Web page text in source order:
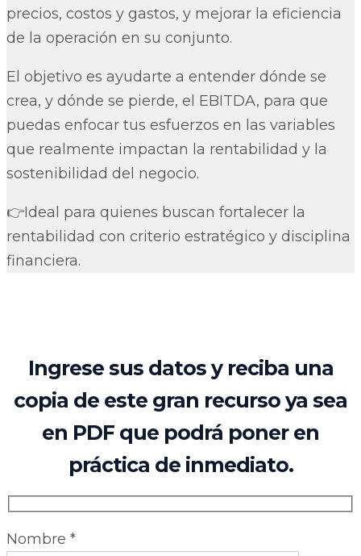
precios, costos y gastos, y mejorar la eficiencia
de la operación en su conjunto.
El objetivo es ayudarte a entender dónde se
crea, y dónde se pierde, el EBITDA, para que
puedas enfocar tus esfuerzos en las variables
que realmente impactan la rentabilidad y la
sostenibilidad del negocio.
👉Ideal para quienes buscan fortalecer la
rentabilidad con criterio estratégico y disciplina
financiera.
Ingrese sus datos y reciba una
copia de este gran recurso ya sea
en PDF que podrá poner en
práctica de inmediato.
Nombre *